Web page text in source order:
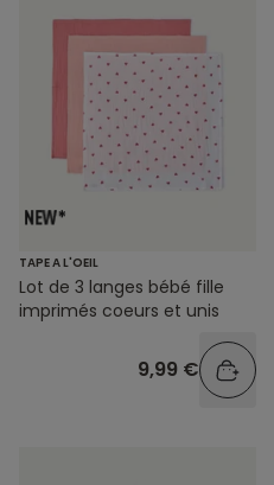
TAPE A L'OEIL
Lot de 3 langes bébé fille
imprimés coeurs et unis
9,99 €